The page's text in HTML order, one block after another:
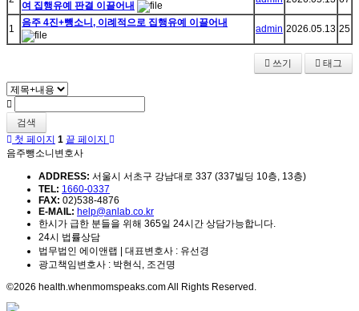
여 집행유예 판결 이끌어내
1
음주 4진+뺑소니, 이례적으로 집행유예 이끌어내
admin 2026.05.13 25
쓰기 태그
검색
첫 페이지 1 끝 페이지
음주뺑소니변호사
ADDRESS: 서울시 서초구 강남대로 337 (337빌딩 10층, 13층)
TEL: 1660-0337
FAX: 02)538-4876
E-MAIL: help@anlab.co.kr
한시가 급한 분들을 위해 365일 24시간 상담가능합니다.
24시 법률상담
법무법인 에이앤랩 | 대표변호사 : 유선경
광고책임변호사 : 박현식, 조건명
©2026 health.whenmomspeaks.com All Rights Reserved.